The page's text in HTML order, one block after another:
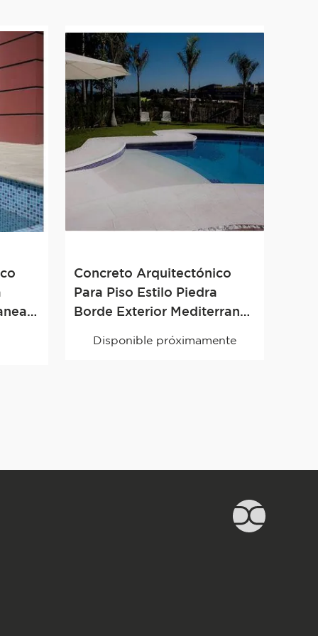
Concreto Arquitectónico
Para Piso Estilo Piedra
Borde Exterior Mediterranea
Disponible próximamente